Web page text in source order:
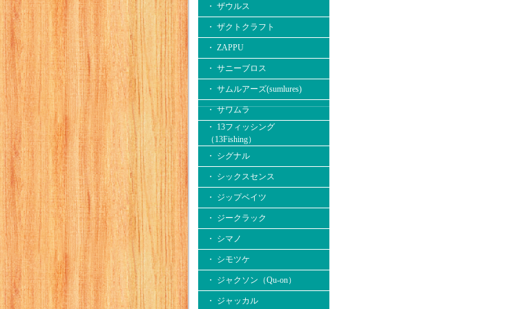
・ ザウルス
・ ザクトクラフト
・ ZAPPU
・ サニーブロス
・ サムルアーズ(sumlures)
・ サワムラ
・ 13フィッシング
（13Fishing）
・ シグナル
・ シックスセンス
・ ジップベイツ
・ ジークラック
・ シマノ
・ シモツケ
・ ジャクソン（Qu-on）
・ ジャッカル